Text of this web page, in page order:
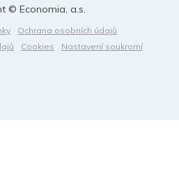
Ochrana osobních údajů
Cookies Nastavení soukromí
© Economia, a.s.